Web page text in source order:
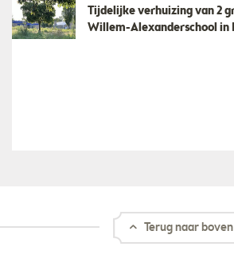
Tijdelijke verhuizing van 2
Willem-Alexanderschool in
Terug naar boven